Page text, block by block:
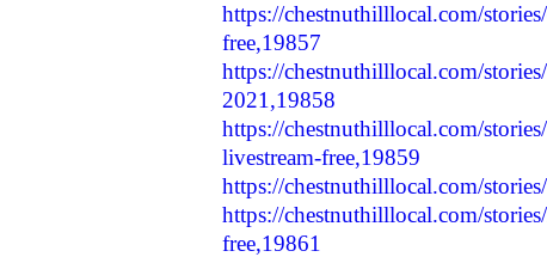
https://chestnuthilllocal.com/
free,19857
https://chestnuthilllocal.com/
2021,19858
https://chestnuthilllocal.com/
livestream-free,19859
https://chestnuthilllocal.com/
https://chestnuthilllocal.com/
free,19861